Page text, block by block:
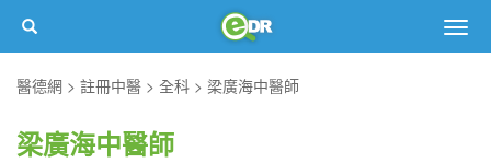
醫德網
註冊中醫 全科 梁廣海中醫師
梁廣海中醫師